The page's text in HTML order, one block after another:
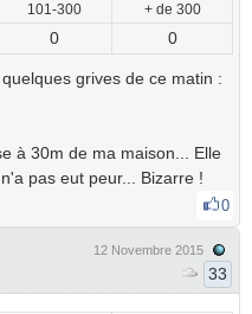
101-300 + de 300
0 0
grives de ce matin :
à 30m de ma maison... Elle
pas eut peur... Bizarre !
0
12 Novembre 2015
33